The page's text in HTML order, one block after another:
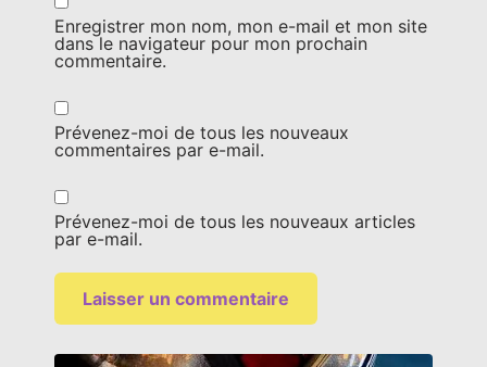
Enregistrer mon nom, mon e-mail et mon site
dans le navigateur pour mon prochain
commentaire.
Prévenez-moi de tous les nouveaux
commentaires par e-mail.
Prévenez-moi de tous les nouveaux articles
par e-mail.